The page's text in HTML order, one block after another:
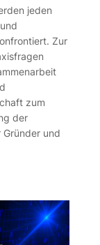
jeden
Zur
zum
der
und